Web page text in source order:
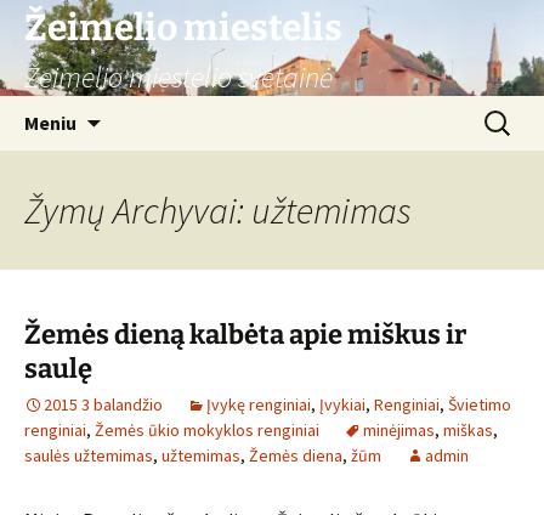
Žeimelio miestelis
Žeimelio miestelio svetainė
Meniu Ieškoti:
Žymų Archyvai: užtemimas
Žemės dieną kalbėta apie miškus ir
saulę
2015 3 balandžio Įvykę renginiai, Įvykiai, Renginiai, Švietimo
renginiai, Žemės ūkio mokyklos renginiai minėjimas, miškas,
saulės užtemimas, užtemimas, Žemės diena, žūm admin